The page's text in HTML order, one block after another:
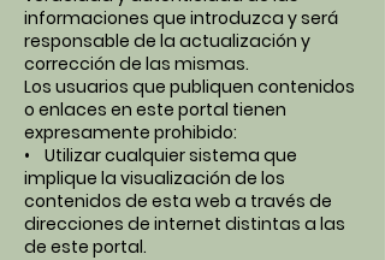
informaciones que introduzca y será
responsable de la actualización y
corrección de las mismas.
Los usuarios que publiquen contenidos
o enlaces en este portal tienen
expresamente prohibido:
• Utilizar cualquier sistema que
implique la visualización de los
contenidos de esta web a través de
direcciones de internet distintas a las
de este portal.